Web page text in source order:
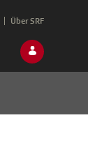
Über SRF